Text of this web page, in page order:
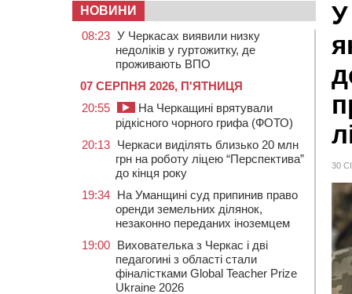
У
30
НОВИНИ
08:23 У Черкасах виявили низку
недоліків у гуртожитку, де
проживають ВПО
07 СЕРПНЯ 2026, П'ЯТНИЦЯ
20:55
На Черкащині врятували
рідкісного чорного грифа (ФОТО)
20:13 Черкаси виділять близько 20 млн
грн на роботу ліцею “Перспектива”
до кінця року
19:34 На Уманщині суд припинив право
оренди земельних ділянок,
незаконно переданих іноземцем
19:00 Вихователька з Черкас і дві
педагогині з області стали
фіналістками Global Teacher Prize
Ukraine 2026